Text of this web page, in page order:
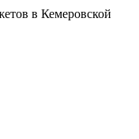
в Кемеровской